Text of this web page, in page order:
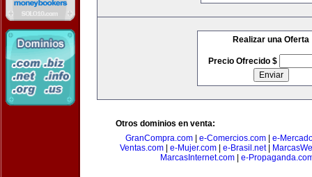
Realizar una Oferta
Precio Ofrecido $
Otros dominios en venta:
GranCompra.com
e-Comercios.com
e-
Ventas.com| e-Mujer.com| e-Brasil.net|
MarcasInternet.com
e-